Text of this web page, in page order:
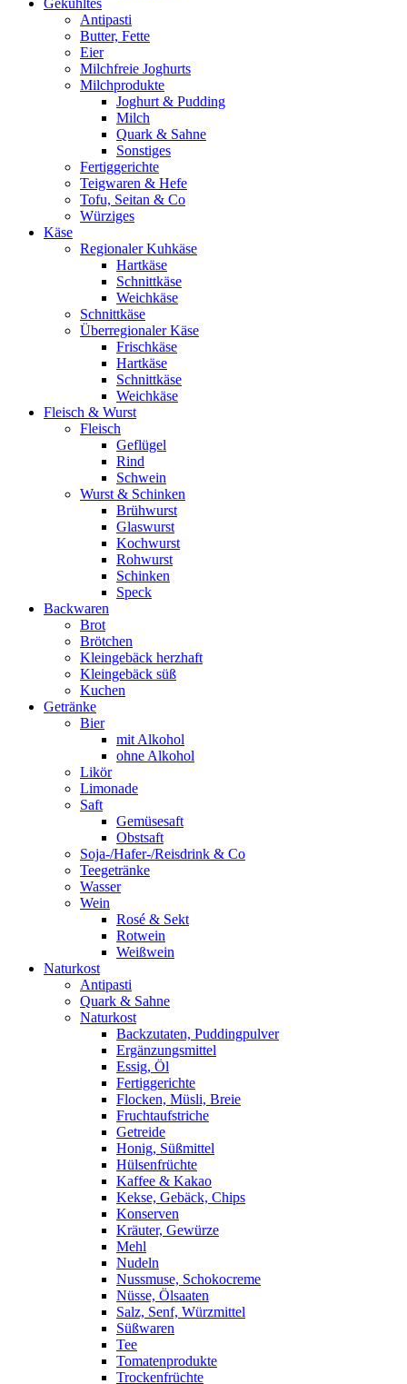
Gekühltes
Antipasti
Butter, Fette
Eier
Milchfreie Joghurts
Milchprodukte
Joghurt & Pudding
Milch
Quark & Sahne
Sonstiges
Fertiggerichte
Teigwaren & Hefe
Tofu, Seitan & Co
Würziges
Käse
Regionaler Kuhkäse
Hartkäse
Schnittkäse
Weichkäse
Schnittkäse
Überregionaler Käse
Frischkäse
Hartkäse
Schnittkäse
Weichkäse
Fleisch & Wurst
Fleisch
Geflügel
Rind
Schwein
Wurst & Schinken
Brühwurst
Glaswurst
Kochwurst
Rohwurst
Schinken
Speck
Backwaren
Brot
Brötchen
Kleingebäck herzhaft
Kleingebäck süß
Kuchen
Getränke
Bier
mit Alkohol
ohne Alkohol
Likör
Limonade
Saft
Gemüsesaft
Obstsaft
Soja-/Hafer-/Reisdrink & Co
Teegetränke
Wasser
Wein
Rosé & Sekt
Rotwein
Weißwein
Naturkost
Antipasti
Quark & Sahne
Naturkost
Backzutaten, Puddingpulver
Ergänzungsmittel
Essig, Öl
Fertiggerichte
Flocken, Müsli, Breie
Fruchtaufstriche
Getreide
Honig, Süßmittel
Hülsenfrüchte
Kaffee & Kakao
Kekse, Gebäck, Chips
Konserven
Kräuter, Gewürze
Mehl
Nudeln
Nussmuse, Schokocreme
Nüsse, Ölsaaten
Salz, Senf, Würzmittel
Süßwaren
Tee
Tomatenprodukte
Trockenfrüchte